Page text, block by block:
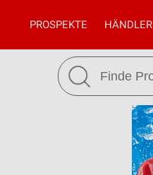
PROSPEKTE HÄNDLER